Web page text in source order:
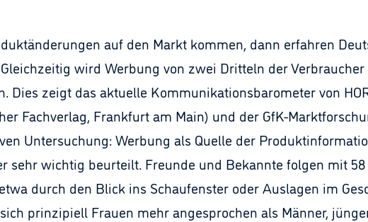
auf den Markt kommen, dann erfahren
wird Werbung von zwei Dritteln der
Dies zeigt das aktuelle Kommunikationsbarometer von
Fachverlag, Frankfurt am Main) und der GfK-
Untersuchung: Werbung als Quelle der
sehr wichtig beurteilt. Freunde und Bekannte folgen mit
durch den Blick ins Schaufenster oder Auslagen im
prinzipiell Frauen mehr angesprochen als Männer,